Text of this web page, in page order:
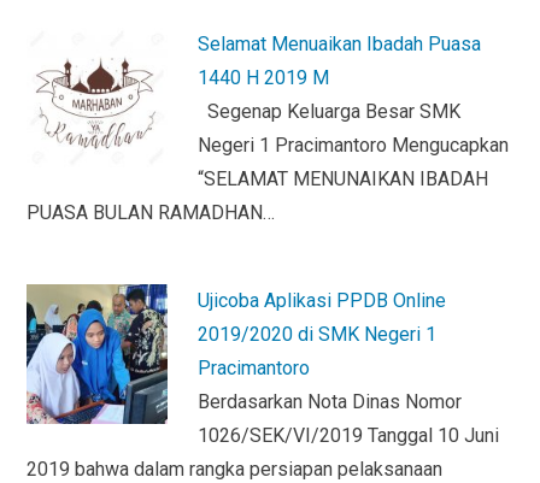
Selamat Menuaikan Ibadah Puasa
1440 H 2019 M
Segenap Keluarga Besar SMK
Negeri 1 Pracimantoro Mengucapkan
“SELAMAT MENUNAIKAN IBADAH
PUASA BULAN RAMADHAN…
Ujicoba Aplikasi PPDB Online
2019/2020 di SMK Negeri 1
Pracimantoro
Berdasarkan Nota Dinas Nomor
1026/SEK/VI/2019 Tanggal 10 Juni
2019 bahwa dalam rangka persiapan pelaksanaan